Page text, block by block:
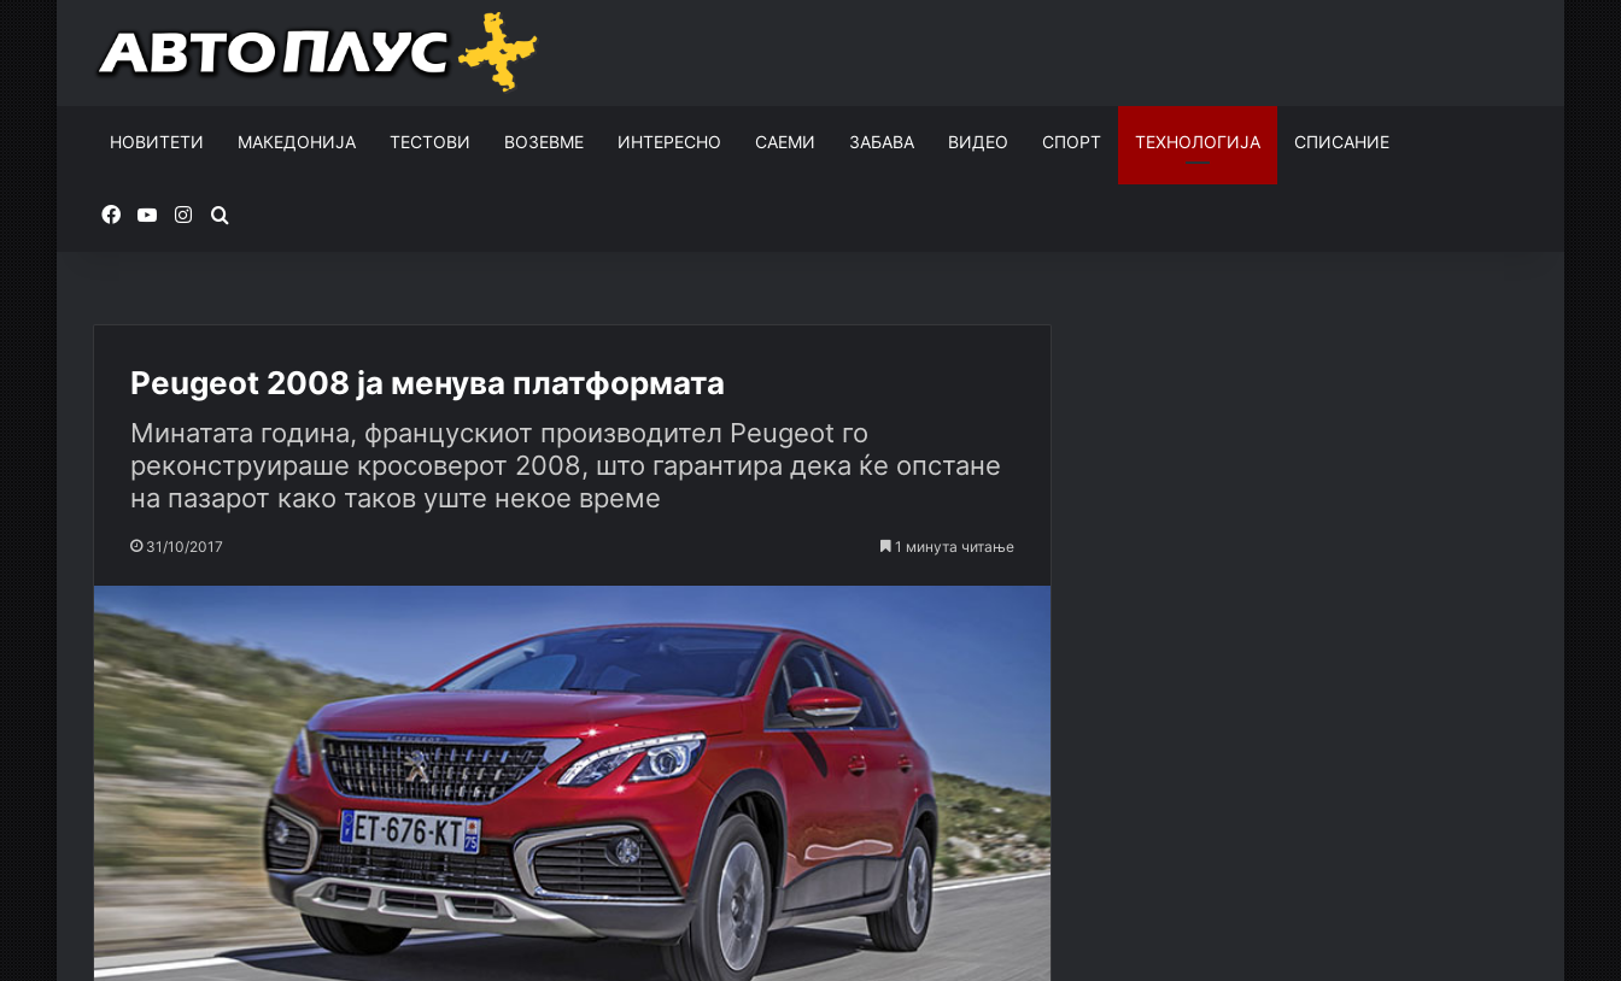
НОВИТЕТИ МАКЕДОНИЈА ТЕСТОВИ ВОЗЕВМЕ ИНТЕРЕСНО САЕМИ ЗАБАВА ВИДЕО СПОРТ ТЕХНОЛОГИЈА СПИСАНИЕ
FacebookYouTubeInstagram
Peugeot 2008 ја менува платформата
Минатата година, францускиот производител Peugeot го
реконструираше кросоверот 2008, што гарантира дека ќе опстане
на пазарот како таков уште некое време
31/10/2017 1 минута читање